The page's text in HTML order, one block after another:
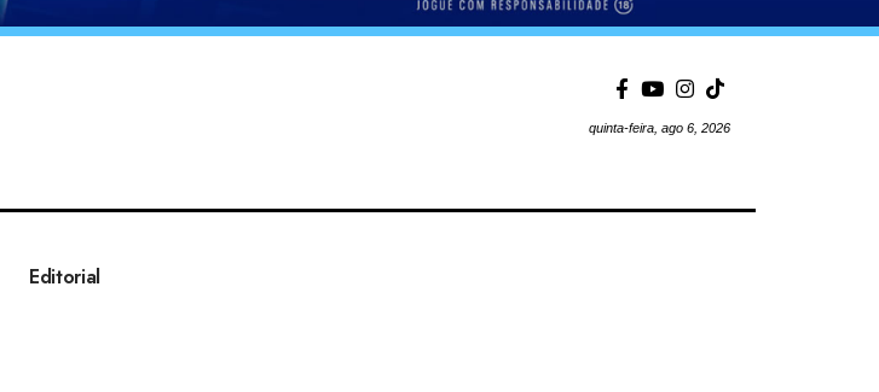
quinta-feira, ago 6, 2026
Editorial